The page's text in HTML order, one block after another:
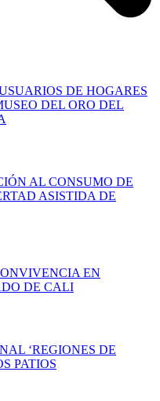
DE HOGARES
DEL ORO DEL
AL CONSUMO DE
ASISTIDA DE
EN
DE CALI
‘REGIONES DE
PATIOS